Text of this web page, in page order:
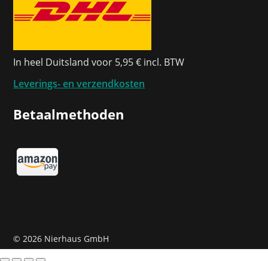
In heel Duitsland voor 5,95 € incl. BTW
Leverings- en verzendkosten
Betaalmethoden
©2026 Nierhaus GmbH